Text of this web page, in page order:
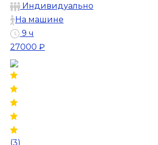
Индивидуально
На машине
9 ч
27000 ₽
(3)